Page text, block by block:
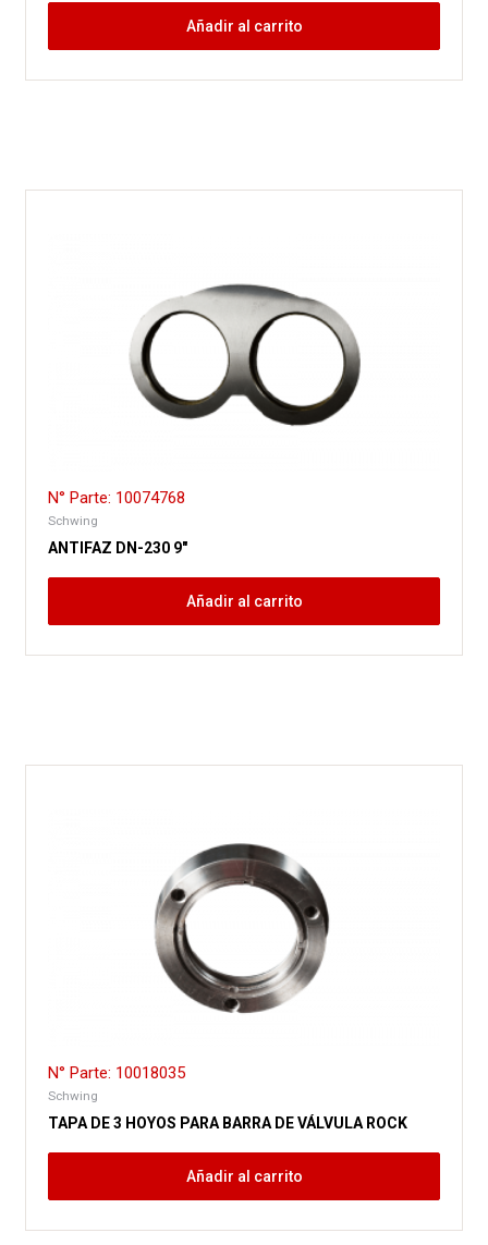
Añadir al carrito
N° Parte: 10074768
Schwing
ANTIFAZ DN-230 9″
Añadir al carrito
N° Parte: 10018035
Schwing
TAPA DE 3 HOYOS PARA BARRA DE VÁLVULA ROCK
Añadir al carrito